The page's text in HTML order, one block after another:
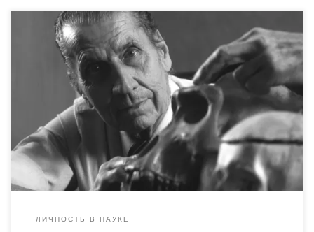
Одним из ключей к научному успеху Дельгадо стал его
талант изобретателя; коллега из Йельского
университета называл его техническим гением. На этой
фотографии, сделанной в августе 2005 г., Дельгадо
держит два устройства, имплантируемых в мозг.
Некогда он писал, что вместо древнего призыва „Познай
самого себя“ человечество должно поставить перед
собой новую задачу — „Создай […]
ЛИЧНОСТЬ В НАУКЕ